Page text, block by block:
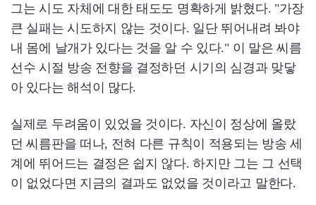
그는 시도 자체에 대한 태도도 명확하게 밝혔다. "가장
큰 실패는 시도하지 않는 것이다. 일단 뛰어내려 봐야
내 몸에 날개가 있다는 것을 알 수 있다." 이 말은 씨름
선수 시절 방송 전향을 결정하던 시기의 심경과 맞닿
아 있다는 해석이 많다.
실제로 두려움이 있었을 것이다. 자신이 정상에 올랐
던 씨름판을 떠나, 전혀 다른 규칙이 적용되는 방송 세
계에 뛰어드는 결정은 쉽지 않다. 하지만 그는 그 선택
이 없었다면 지금의 결과도 없었을 것이라고 말한다.